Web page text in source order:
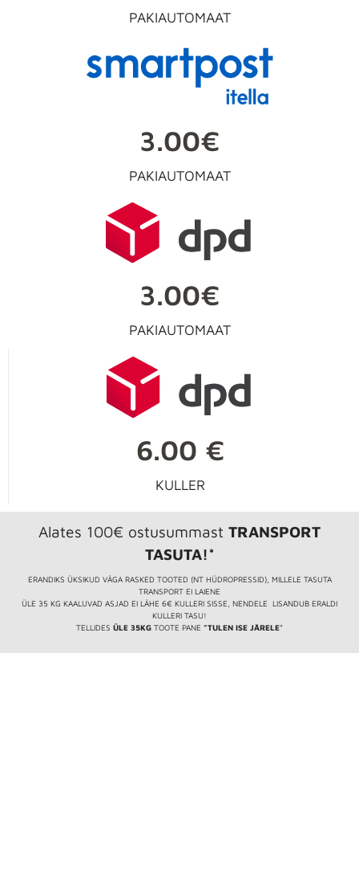
PAKIAUTOMAAT
3.00€
PAKIAUTOMAAT
3.00€
PAKIAUTOMAAT
6.00 €
KULLER
Alates 100€ ostusummast TRANSPORT
TASUTA!*
ERANDIKS ÜKSIKUD VÄGA RASKED TOOTED (NT HÜDROPRESSID), MILLELE TASUTA
TRANSPORT EI LAIENE
ÜLE 35 KG KAALUVAD ASJAD EI LÄHE 6€ KULLERI SISSE, NENDELE LISANDUB ERALDI
KULLERI TASU!
TELLIDES ÜLE 35KG TOOTE PANE ”TULEN ISE JÄRELE”